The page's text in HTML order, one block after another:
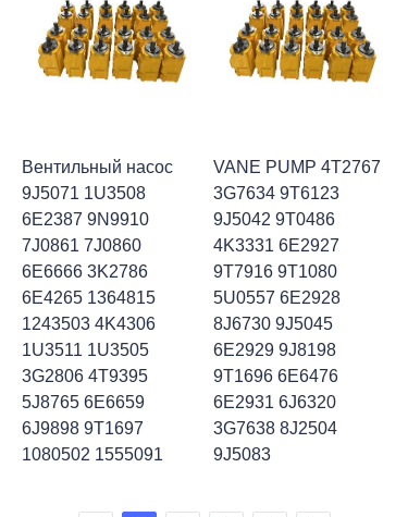
Вентильный насос
9J5071 1U3508
6E2387 9N9910
7J0861 7J0860
6E6666 3K2786
6E4265 1364815
1243503 4K4306
1U3511 1U3505
3G2806 4T9395
5J8765 6E6659
6J9898 9T1697
1080502 1555091
VANE PUMP 4T2767
3G7634 9T6123
9J5042 9T0486
4K3331 6E2927
9T7916 9T1080
5U0557 6E2928
8J6730 9J5045
6E2929 9J8198
9T1696 6E6476
6E2931 6J6320
3G7638 8J2504
9J5083